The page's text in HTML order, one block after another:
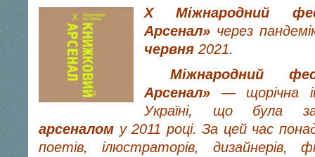
Х Міжнародний
Арсенал» через
червня 2021.
Міжнародний
Арсенал» — щорічна
Україні, що була
арсеналом у 2011 році. За цей час
поетів, ілюстраторів, дизайнерів,